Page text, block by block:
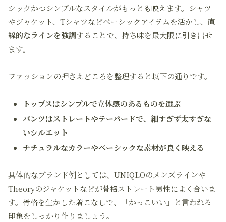
シックかつシンプルなスタイルがもっとも映えます。シャツ
やジャケット、Tシャツなどベーシックアイテムを活かし、 直
線的なラインを強調することで、持ち味を最大限に引き出せ
ます。
ファッションの押さえどころを整理すると以下の通りです。
トップスはシンプルで立体感のあるものを選ぶ
パンツはストレートやテーパードで、細すぎず太すぎな
いシルエット
ナチュラルなカラーやベーシックな素材が良く映える
具体的なブランド例としては、UNIQLOのメンズラインや
Theoryのジャケットなどが骨格ストレート男性によく合いま
す。骨格を生かした着こなしで、「かっこいい」と言われる
印象をしっかり作りましょう。